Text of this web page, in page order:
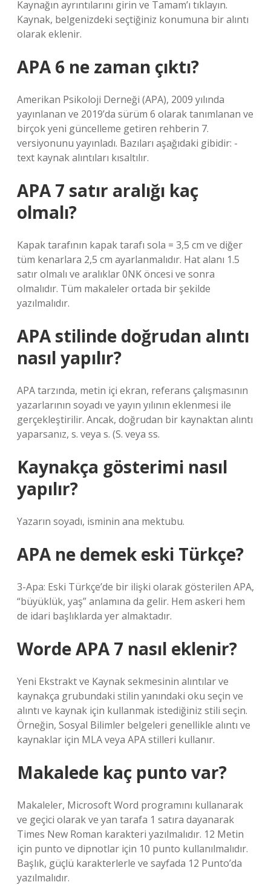
Kaynağın ayrıntılarını girin ve Tamam’ı tıklayın.
Kaynak, belgenizdeki seçtiğiniz konumuna bir alıntı
olarak eklenir.
APA 6 ne zaman çıktı?
Amerikan Psikoloji Derneği (APA), 2009 yılında
yayınlanan ve 2019’da sürüm 6 olarak tanımlanan ve
birçok yeni güncelleme getiren rehberin 7.
versiyonunu yayınladı. Bazıları aşağıdaki gibidir: -
text kaynak alıntıları kısaltılır.
APA 7 satır aralığı kaç
olmalı?
Kapak tarafının kapak tarafı sola = 3,5 cm ve diğer
tüm kenarlara 2,5 cm ayarlanmalıdır. Hat alanı 1.5
satır olmalı ve aralıklar 0NK öncesi ve sonra
olmalıdır. Tüm makaleler ortada bir şekilde
yazılmalıdır.
APA stilinde doğrudan alıntı
nasıl yapılır?
APA tarzında, metin içi ekran, referans çalışmasının
yazarlarının soyadı ve yayın yılının eklenmesi ile
gerçekleştirilir. Ancak, doğrudan bir kaynaktan alıntı
yaparsanız, s. veya s. (S. veya ss.
Kaynakça gösterimi nasıl
yapılır?
Yazarın soyadı, isminin ana mektubu.
APA ne demek eski Türkçe?
3-Apa: Eski Türkçe’de bir ilişki olarak gösterilen APA,
“büyüklük, yaş” anlamına da gelir. Hem askeri hem
de idari başlıklarda yer almaktadır.
Worde APA 7 nasıl eklenir?
Yeni Ekstrakt ve Kaynak sekmesinin alıntılar ve
kaynakça grubundaki stilin yanındaki oku seçin ve
alıntı ve kaynak için kullanmak istediğiniz stili seçin.
Örneğin, Sosyal Bilimler belgeleri genellikle alıntı ve
kaynaklar için MLA veya APA stilleri kullanır.
Makalede kaç punto var?
Makaleler, Microsoft Word programını kullanarak
ve geçici olarak ve yan tarafa 1 satıra dayanarak
Times New Roman karakteri yazılmalıdır. 12 Metin
için punto ve dipnotlar için 10 punto kullanılmalıdır.
Başlık, güçlü karakterlerle ve sayfada 12 Punto’da
yazılmalıdır.